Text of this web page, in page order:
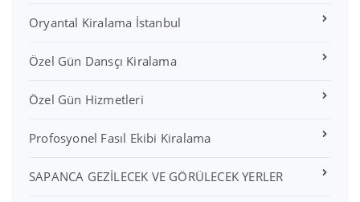
Oryantal Kiralama İstanbul
Özel Gün Dansçı Kiralama
Özel Gün Hizmetleri
Profosyonel Fasıl Ekibi Kiralama
SAPANCA GEZİLECEK VE GÖRÜLECEK YERLER